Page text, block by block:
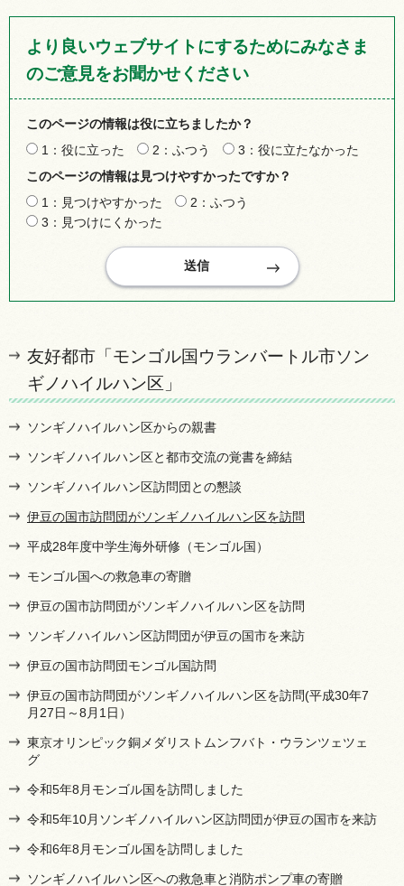
より良いウェブサイトにするためにみなさま
のご意見をお聞かせください
このページの情報は役に立ちましたか？
1：役に立った
2：ふつう
3：役に立たなかった
このページの情報は見つけやすかったですか？
1：見つけやすかった
2：ふつう
3：見つけにくかった
友好都市「モンゴル国ウランバートル市ソン
ギノハイルハン区」
ソンギノハイルハン区からの親書
ソンギノハイルハン区と都市交流の覚書を締結
ソンギノハイルハン区訪問団との懇談
伊豆の国市訪問団がソンギノハイルハン区を訪問
平成28年度中学生海外研修（モンゴル国）
モンゴル国への救急車の寄贈
伊豆の国市訪問団がソンギノハイルハン区を訪問
ソンギノハイルハン区訪問団が伊豆の国市を来訪
伊豆の国市訪問団モンゴル国訪問
伊豆の国市訪問団がソンギノハイルハン区を訪問(平成30年7
月27日～8月1日）
東京オリンピック銅メダリストムンフバト・ウランツェツェ
グ
令和5年8月モンゴル国を訪問しました
令和5年10月ソンギノハイルハン区訪問団が伊豆の国市を来訪
令和6年8月モンゴル国を訪問しました
ソンギノハイルハン区への救急車と消防ポンプ車の寄贈